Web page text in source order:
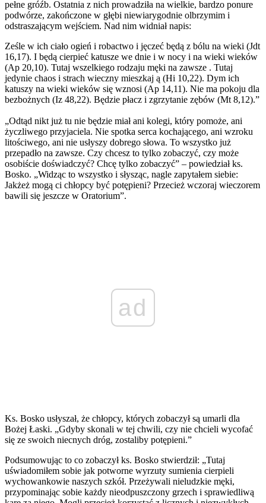
pełne gróźb. Ostatnia z nich prowadziła na wielkie, bardzo ponure
podwórze, zakończone w głębi niewiarygodnie olbrzymim i
odstraszającym wejściem. Nad nim widniał napis:
Ześle w ich ciało ogień i robactwo i jęczeć będą z bólu na wieki (Jdt
16,17). I będą cierpieć katusze we dnie i w nocy i na wieki wieków
(Ap 20,10). Tutaj wszelkiego rodzaju męki na zawsze . Tutaj
jedynie chaos i strach wieczny mieszkaj ą (Hi 10,22). Dym ich
katuszy na wieki wieków się wznosi (Ap 14,11). Nie ma pokoju dla
bezbożnych (Iz 48,22). Będzie płacz i zgrzytanie zębów (Mt 8,12).”
„Odtąd nikt już tu nie będzie miał ani kolegi, który pomoże, ani
życzliwego przyjaciela. Nie spotka serca kochającego, ani wzroku
litościwego, ani nie usłyszy dobrego słowa. To wszystko już
przepadło na zawsze. Czy chcesz to tylko zobaczyć, czy może
osobiście doświadczyć? Chcę tylko zobaczyć” – powiedział ks.
Bosko. „Widząc to wszystko i słysząc, nagle zapytałem siebie:
Jakżeż mogą ci chłopcy być potępieni? Przecież wczoraj wieczorem
bawili się jeszcze w Oratorium”.
ad
Ks. Bosko usłyszał, że chłopcy, których zobaczył są umarli dla
Bożej Łaski. „Gdyby skonali w tej chwili, czy nie chcieli wycofać
się ze swoich niecnych dróg, zostaliby potępieni.”
Podsumowując to co zobaczył ks. Bosko stwierdził: „Tutaj
uświadomiłem sobie jak potworne wyrzuty sumienia cierpieli
wychowankowie naszych szkół. Przeżywali nieludzkie męki,
przypominając sobie każdy nieodpuszczony grzech i sprawiedliwą